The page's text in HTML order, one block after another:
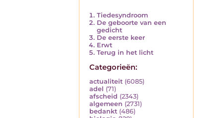
Tiedesyndroom
De geboorte van een
gedicht
De eerste keer
Erwt
Terug in het licht
Categorieën:
actualiteit (6085)
adel (71)
afscheid (2343)
algemeen (2731)
bedankt (486)